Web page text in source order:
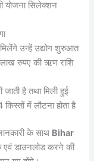
योजना सिलेक्शन
उन्हें उद्योग शुरुआत
रुपए की ऋण राशि
जाती है तथा मिली हुई
में लौटना होता है
के साथ Bihar
डाउनलोड करने की